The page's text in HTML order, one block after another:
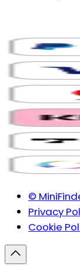
©
Privacy
Cookie